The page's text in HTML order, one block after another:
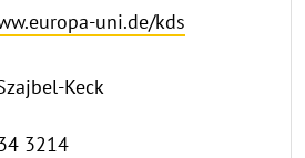
uni.de/kds
Keck
3214